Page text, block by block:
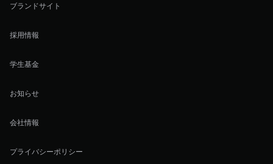
ブランドサイト
採用情報
学生基金
お知らせ
会社情報
プライバシーポリシー